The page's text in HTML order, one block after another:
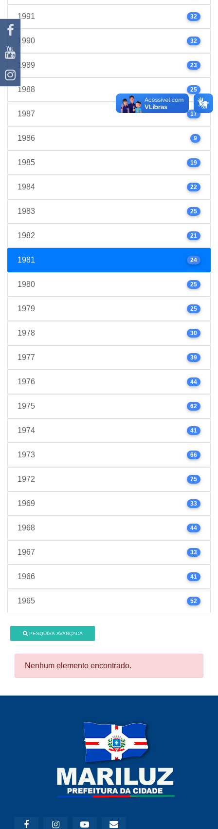
1991 32
1990 32
1989 23
1988 25
1987 17
1986 9
1985 19
1984 22
1983 25
1982 21
1981 24
1980 25
1979 25
1978 30
1977 39
1976 44
1975 62
1974 41
1973 66
1972 75
1969 33
1968 44
1967 33
1966 41
1965 52
PESQUISA AVANÇADA
Nenhum elemento encontrado.